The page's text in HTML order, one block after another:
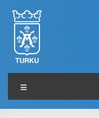
content